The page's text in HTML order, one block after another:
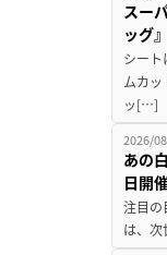
スー
ッグ
シー
ムカ
ッ[…]
2026/
あの
日開
注目の
は、